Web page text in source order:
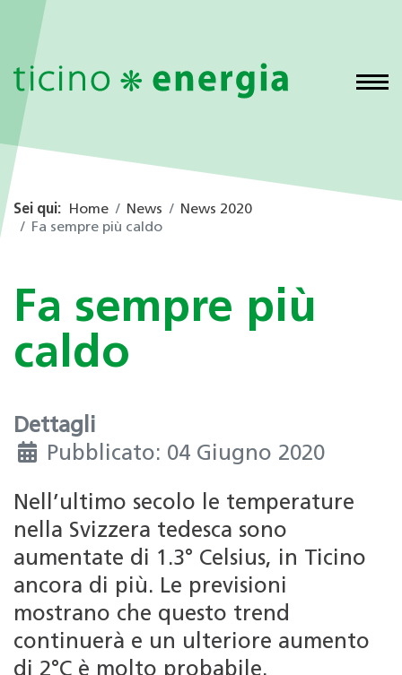
Sei qui: Home News
News 2020
Fa sempre più caldo
Fa sempre più
caldo
Dettagli
Pubblicato: 04 Giugno 2020
Nell’ultimo secolo le temperature
nella Svizzera tedesca sono
aumentate di 1.3° Celsius, in Ticino
ancora di più. Le previsioni
mostrano che questo trend
continuerà e un ulteriore aumento
di 2°C è molto probabile.